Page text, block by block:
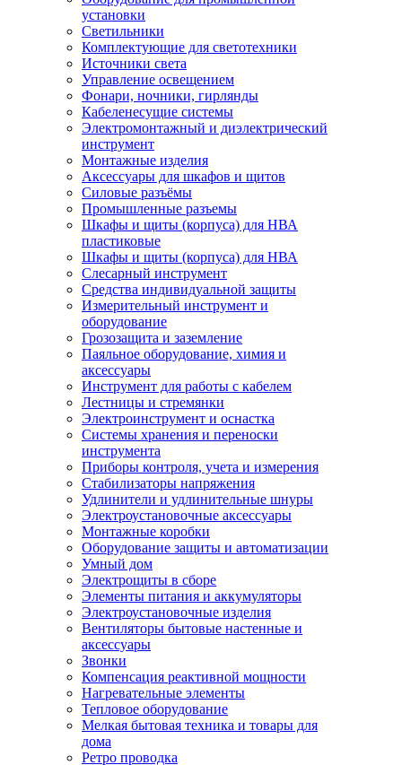
установки
Светильники
Комплектующие для светотехники
Источники света
Управление освещением
Фонари, ночники, гирлянды
Кабеленесущие системы
Электромонтажный и диэлектрический
инструмент
Монтажные изделия
Аксессуары для шкафов и щитов
Силовые разъёмы
Промышленные разъемы
Шкафы и щиты (корпуса) для НВА
пластиковые
Шкафы и щиты (корпуса) для НВА
Слесарный инструмент
Средства индивидуальной защиты
Измерительный инструмент и
оборудование
Грозозащита и заземление
Паяльное оборудование, химия и
аксессуары
Инструмент для работы с кабелем
Лестницы и стремянки
Электроинструмент и оснастка
Системы хранения и переноски
инструмента
Приборы контроля, учета и измерения
Стабилизаторы напряжения
Удлинители и удлинительные шнуры
Электроустановочные аксессуары
Монтажные коробки
Оборудование защиты и автоматизации
Умный дом
Электрощиты в сборе
Элементы питания и аккумуляторы
Электроустановочные изделия
Вентиляторы бытовые настенные и
аксессуары
Звонки
Компенсация реактивной мощности
Нагревательные элементы
Тепловое оборудование
Мелкая бытовая техника и товары для
дома
Ретро проводка